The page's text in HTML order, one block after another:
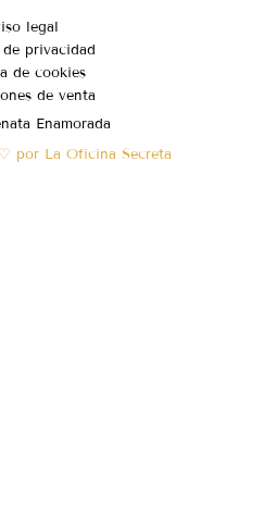
legal
privacidad
de cookies
de venta
Enamorada
por La Oficina Secreta